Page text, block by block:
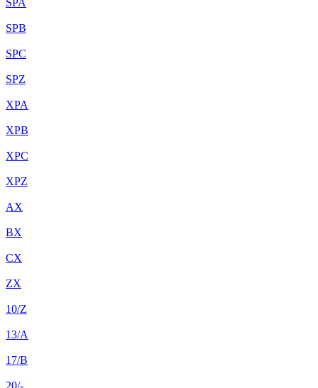
SPA
SPB
SPC
SPZ
XPA
XPB
XPC
XPZ
AX
BX
CX
ZX
10/Z
13/A
17/B
20/-